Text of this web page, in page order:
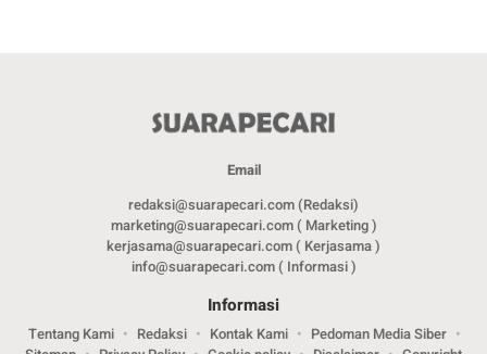
Email
redaksi@suarapecari.com (Redaksi)
marketing@suarapecari.com ( Marketing )
kerjasama@suarapecari.com ( Kerjasama )
info@suarapecari.com ( Informasi )
Informasi
Tentang Kami Redaksi Kontak Kami
Pedoman Media Siber